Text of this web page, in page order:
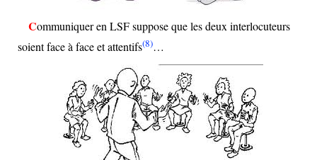
Communiquer en LSF suppose que les deux interlocuteurs
soient face à face et attentifs(8)…